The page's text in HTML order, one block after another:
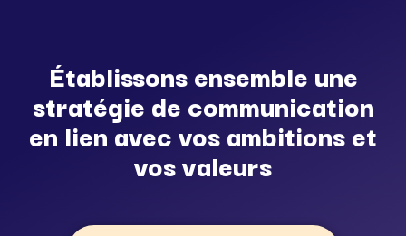
Établissons ensemble une
stratégie de communication
en lien avec vos ambitions et
vos valeurs